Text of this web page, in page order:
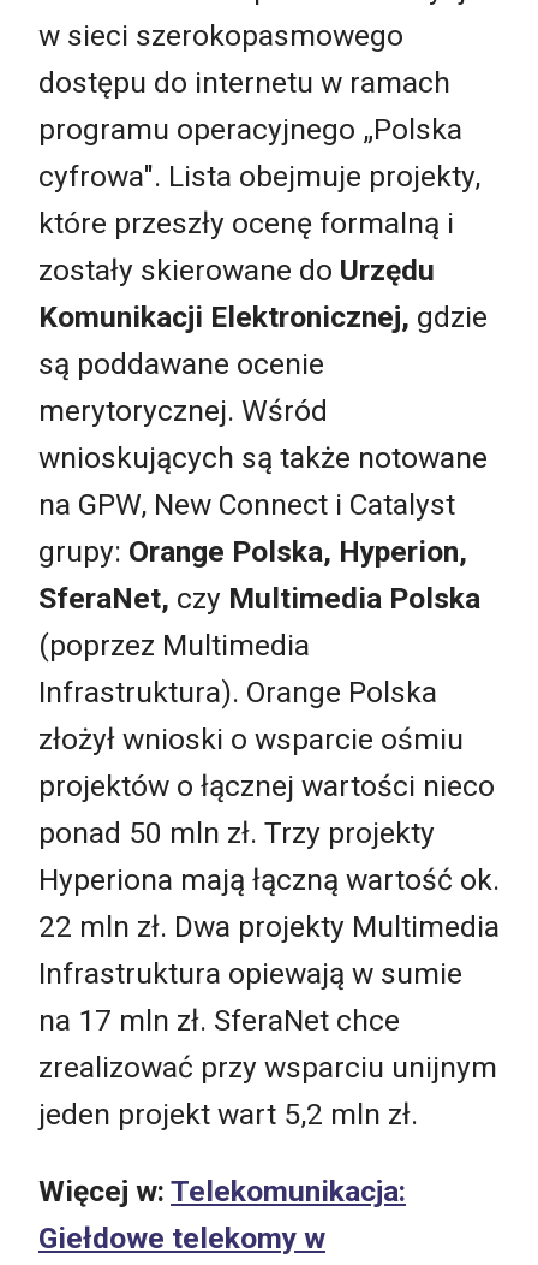
w sieci szerokopasmowego
dostępu do internetu w ramach
programu operacyjnego „Polska
cyfrowa". Lista obejmuje projekty,
które przeszły ocenę formalną i
zostały skierowane do Urzędu
Komunikacji Elektronicznej, gdzie
są poddawane ocenie
merytorycznej. Wśród
wnioskujących są także notowane
na GPW, New Connect i Catalyst
grupy: Orange Polska, Hyperion,
SferaNet, czy Multimedia Polska
(poprzez Multimedia
Infrastruktura). Orange Polska
złożył wnioski o wsparcie ośmiu
projektów o łącznej wartości nieco
ponad 50 mln zł. Trzy projekty
Hyperiona mają łączną wartość ok.
22 mln zł. Dwa projekty Multimedia
Infrastruktura opiewają w sumie
na 17 mln zł. SferaNet chce
zrealizować przy wsparciu unijnym
jeden projekt wart 5,2 mln zł.
Więcej w: Telekomunikacja:
Giełdowe telekomy w